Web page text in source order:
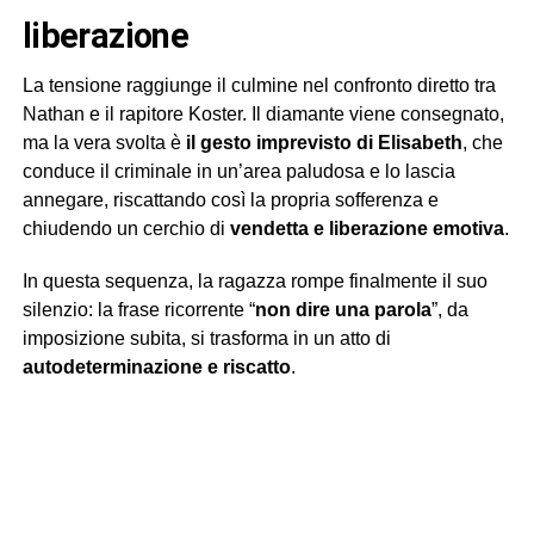
liberazione
La tensione raggiunge il culmine nel confronto diretto tra
Nathan e il rapitore Koster. Il diamante viene consegnato,
ma la vera svolta è il gesto imprevisto di Elisabeth, che
conduce il criminale in un’area paludosa e lo lascia
annegare, riscattando così la propria sofferenza e
chiudendo un cerchio di vendetta e liberazione emotiva.
In questa sequenza, la ragazza rompe finalmente il suo
silenzio: la frase ricorrente “non dire una parola”, da
imposizione subita, si trasforma in un atto di
autodeterminazione e riscatto.